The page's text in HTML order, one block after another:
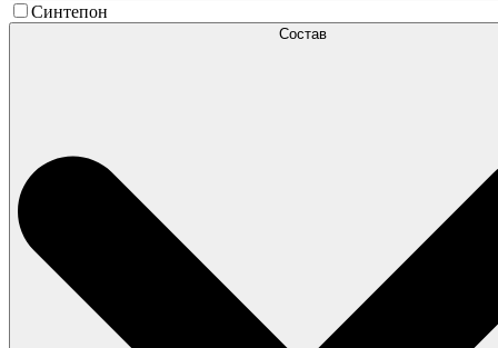
Синтепон
Состав